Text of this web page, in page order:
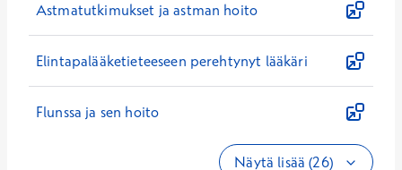
Astmatutkimukset ja astman hoito
Elintapalääketieteeseen perehtynyt lääkäri
Flunssa ja sen hoito
Näytä lisää (26)